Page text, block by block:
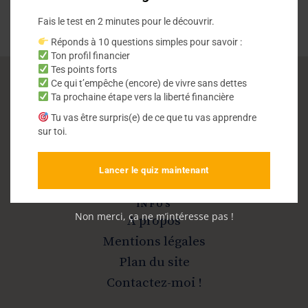
Vivre sans dettes
INFOS
A propos
Mentions légales
Plan du site
Contactez-moi !
Fais le test en 2 minutes pour le découvrir.
Réponds à 10 questions simples pour savoir :
Ton profil financier
Tes points forts
Ce qui t’empêche (encore) de vivre sans dettes
Ta prochaine étape vers la liberté financière
Tu vas être surpris(e) de ce que tu vas apprendre
sur toi.
Lancer le quiz maintenant
Non merci, ça ne m’intéresse pas !